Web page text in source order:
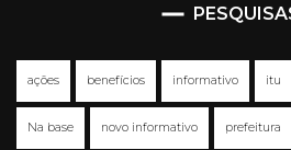
ações benefícios informativo itu
Na base novo informativo prefeitura